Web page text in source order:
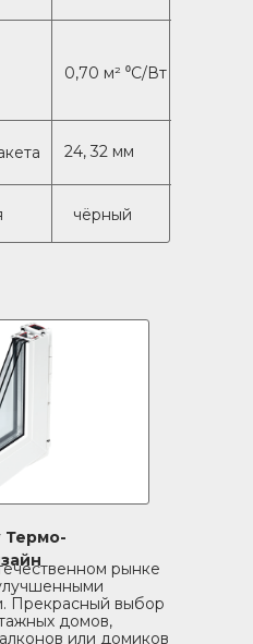
0,70 м² ⁰C/Вт
24, 32 мм
чёрный
Термо-
рынке
Прекрасный выбор
домов,
или домиков